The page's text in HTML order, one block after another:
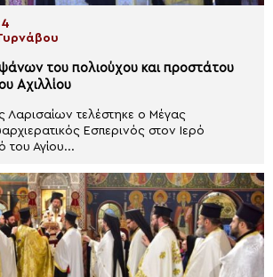
του πολιούχου και προστάτου
Αχιλλίου
Λαρισαίων τελέστηκε ο Μέγας
Εσπερινός στον Ιερό
του Αγίου...